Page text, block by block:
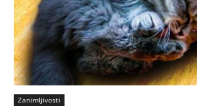
Zanimljivosti